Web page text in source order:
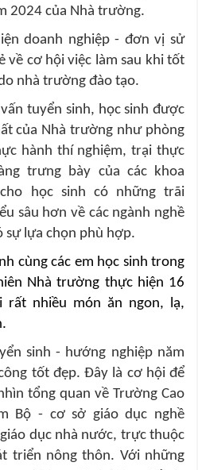
2024 của Nhà trường.
doanh nghiệp - đơn vị sử
về cơ hội việc làm sau khi tốt
nhà trường đào tạo.
tuyển sinh, học sinh được
của Nhà trường như phòng
hành thí nghiệm, trại thực
trưng bày của các khoa
học sinh có những trãi
sâu hơn về các ngành nghề
sự lựa chọn phù hợp.
cùng các em học sinh trong
Nhà trường thực hiện 16
rất nhiều món ăn ngon, lạ,
sinh - hướng nghiệp năm
tốt đẹp. Đây là cơ hội để
tổng quan về Trường Cao
Bộ - cơ sở giáo dục nghề
dục nhà nước, trực thuộc
triển nông thôn. Với những